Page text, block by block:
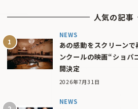
人気の記事
NEWS
あの感動をスクリーン
ンクールの映画“ショパ
開決定
2026年7月31日
NEWS